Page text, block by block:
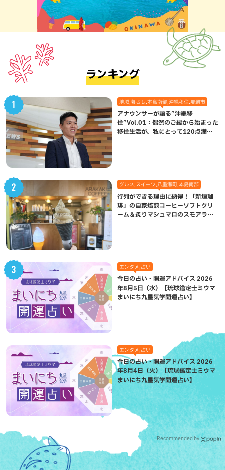
ランキング
地域,暮らし,本島南部,沖縄移住,那覇市
アナウンサーが語る”沖縄移
住”Vol.01：偶然のご縁から始まった
移住生活が、私にとって120点満点
グルメ,スイーツ,八重瀬町,本島南部
行列ができる理由に納得！「新垣珈
琲」の自家焙煎コーヒーソフトクリ
ーム＆炙りマシュマロのスモアラテ
エンタメ,占い
今日の占い・開運アドバイス 2026
年8月5日（水）【琉球鑑定士ミウマ
まいにち九星気学開運占い】
エンタメ,占い
今日の占い・開運アドバイス 2026
年8月4日（火）【琉球鑑定士ミウマ
まいにち九星気学開運占い】
Recommended by